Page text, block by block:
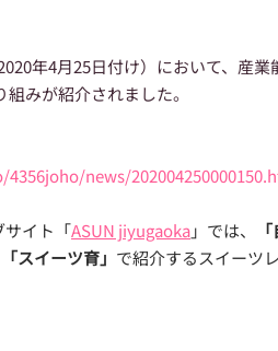
年4月25日付け）において、産業
みが紹介されました。
news/
サイト「ASUN jiyugaoka」では、
「スイーツ育」 で紹介するスイーツ